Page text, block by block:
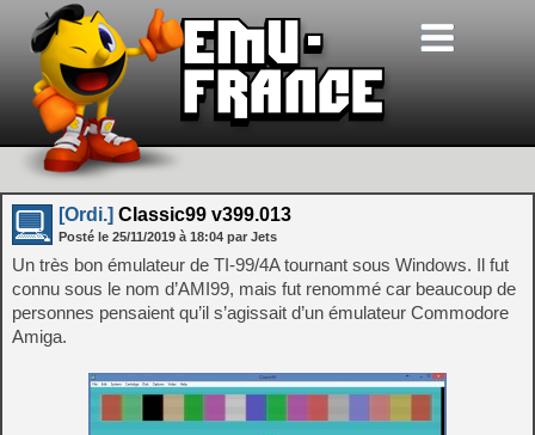
[Ordi.] Classic99 v399.013
Posté le 25/11/2019 à 18:04 par Jets
Un très bon émulateur de TI-99/4A tournant sous Windows. Il fut
connu sous le nom d’AMI99, mais fut renommé car beaucoup de
personnes pensaient qu’il s’agissait d’un émulateur Commodore
Amiga.